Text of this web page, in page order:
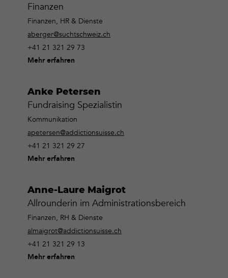
Finanzen
Finanzen, HR & Dienste
aberger@suchtschweiz.ch
+41 21 321 29 73
Mehr erfahren
Anke Petersen
Fundraising Spezialistin
Kommunikation
apetersen@addictionsuisse.ch
+41 21 321 29 27
Mehr erfahren
Anne-Laure Maigrot
Allrounderin im Administrationsbereich
Finanzen, RH & Dienste
almaigrot@addictionsuisse.ch
+41 21 321 29 13
Mehr erfahren